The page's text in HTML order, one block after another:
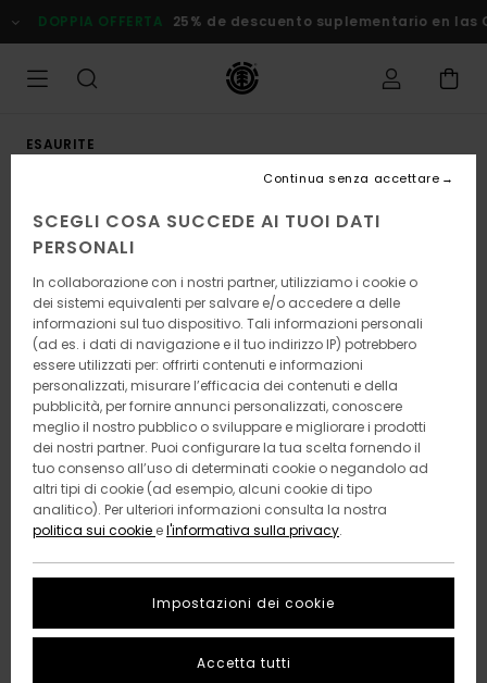
alle
informazioni
prodotto
DOPPIA OFFERTA 25% de descuento suplementario en las
ESAURITE
SCEGLI COSA SUCCEDE AI TUOI DATI
PERSONALI
In collaborazione con i nostri partner, utilizziamo i cookie o
dei sistemi equivalenti per salvare e/o accedere a delle
informazioni sul tuo dispositivo. Tali informazioni personali
(ad es. i dati di navigazione e il tuo indirizzo IP) potrebbero
essere utilizzati per: offrirti contenuti e informazioni
personalizzati, misurare l’efficacia dei contenuti e della
pubblicità, per fornire annunci personalizzati, conoscere
meglio il nostro pubblico o sviluppare e migliorare i prodotti
dei nostri partner. Puoi configurare la tua scelta fornendo il
tuo consenso all’uso di determinati cookie o negandolo ad
altri tipi di cookie (ad esempio, alcuni cookie di tipo
analitico). Per ulteriori informazioni consulta la nostra
politica sui cookie el'informativa sulla privacy.
Impostazioni dei cookie
Continua senza accettare
Accetta tutti